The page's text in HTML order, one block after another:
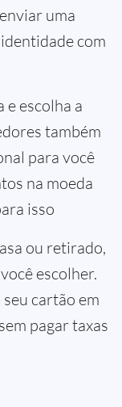
uma
com
escolha a
também
para você
na moeda
isso
ou retirado,
escolher.
cartão em
pagar taxas